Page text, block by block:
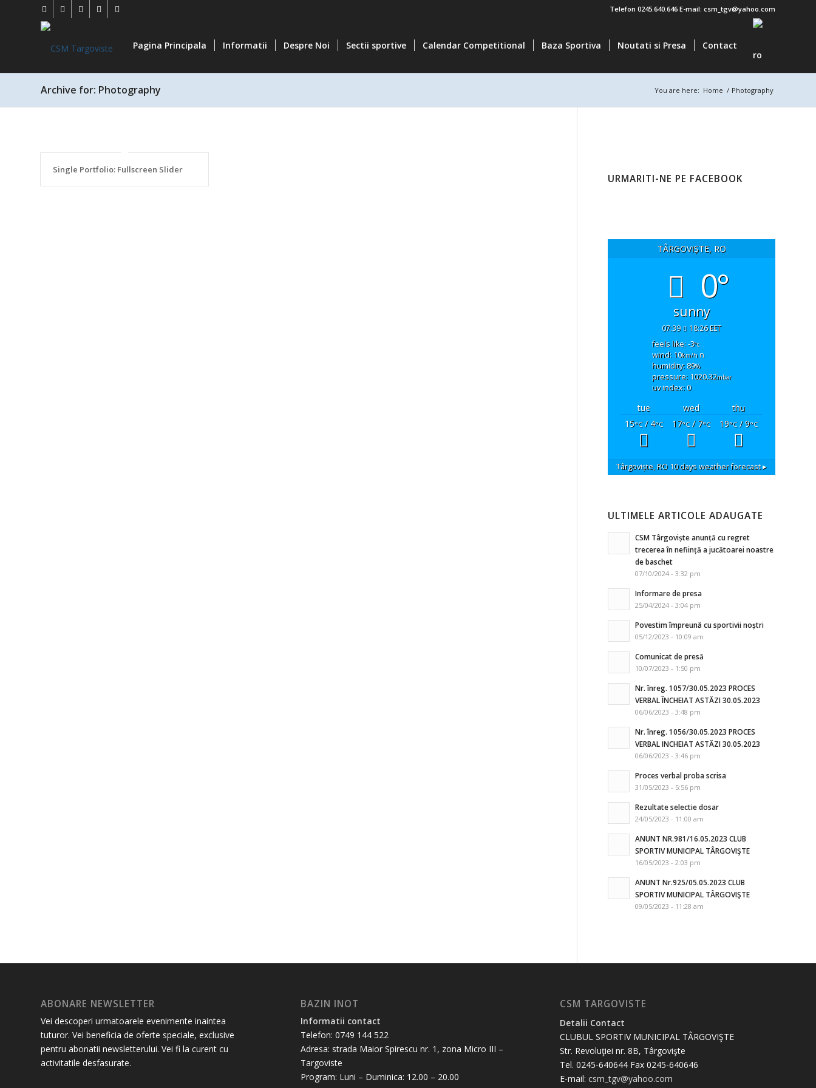
Telefon 0245.640.646 E-mail: csm_tgv@yahoo.com
Pagina Principala Informatii Despre Noi Sectii sportive Calendar Competitional Baza Sportiva Noutati si Presa Contact
Archive for: Photography You are here: Home / Photography
Single Portfolio: Fullscreen Slider
URMARITI-NE PE FACEBOOK
TÂRGOVIȘTE, RO
0°
sunny
07:39 18:26 EET
feels like: -3°c
wind: 10km/hn
humidity: 89%
pressure: 1020.32mbar
uv index: 0
tue wed
thu
15°C/ 4°C 17°C/ 7°C 19°C/ 9°C
Târgoviște, RO 10 days weather forecast ▸
ULTIMELE ARTICOLE ADAUGATE
CSM Târgoviște anunță cu regret
trecerea în neființă a jucătoarei noastre
de baschet
07/10/2024 - 3:32 pm
Informare de presa
25/04/2024 - 3:04 pm
Povestim împreună cu sportivii noștri
05/12/2023 - 10:09 am
Comunicat de presă
10/07/2023 - 1:50 pm
Nr. înreg. 1057/30.05.2023 PROCES
VERBAL ÎNCHEIAT ASTĂZI 30.05.2023
06/06/2023 - 3:48 pm
Nr. înreg. 1056/30.05.2023 PROCES
VERBAL INCHEIAT ASTĂZI 30.05.2023
06/06/2023 - 3:46 pm
Proces verbal proba scrisa
31/05/2023 - 5:56 pm
Rezultate selectie dosar
24/05/2023 - 11:00 am
ANUNT NR.981/16.05.2023 CLUB
SPORTIV MUNICIPAL TÂRGOVIŞTE
16/05/2023 - 2:03 pm
ANUNT Nr.925/05.05.2023 CLUB
SPORTIV MUNICIPAL TÂRGOVIŞTE
09/05/2023 - 11:28 am
ABONARE NEWSLETTER
Vei descoperi urmatoarele evenimente inaintea
tuturor. Vei beneficia de oferte speciale, exclusive
pentru abonatii newsletterului. Vei fi la curent cu
activitatile desfasurate.
BAZIN INOT
Informatii contact
Telefon: 0749 144 522
Adresa: strada Maior Spirescu nr. 1, zona Micro III –
Targoviste
Program: Luni – Duminica: 12.00 – 20.00
CSM TARGOVISTE
Detalii Contact
CLUBUL SPORTIV MUNICIPAL TÂRGOVIŞTE
Str. Revoluţiei nr. 8B, Târgovişte
Tel. 0245-640644 Fax 0245-640646
E-mail:csm_tgv@yahoo.com